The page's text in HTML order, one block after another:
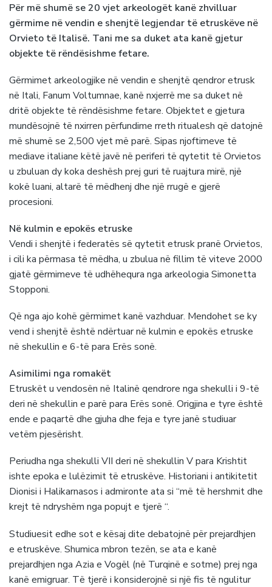
Për më shumë se 20 vjet arkeologët kanë zhvilluar
gërmime në vendin e shenjtë legjendar të etruskëve në
Orvieto të Italisë. Tani me sa duket ata kanë gjetur
objekte të rëndësishme fetare.
Gërmimet arkeologjike në vendin e shenjtë qendror etrusk
në Itali, Fanum Voltumnae, kanë nxjerrë me sa duket në
dritë objekte të rëndësishme fetare. Objektet e gjetura
mundësojnë të nxirren përfundime rreth ritualesh që datojnë
më shumë se 2,500 vjet më parë. Sipas njoftimeve të
mediave italiane këtë javë në periferi të qytetit të Orvietos
u zbuluan dy koka deshësh prej guri të ruajtura mirë, një
kokë luani, altarë të mëdhenj dhe një rrugë e gjerë
procesioni.
Në kulmin e epokës etruske
Vendi i shenjtë i federatës së qytetit etrusk pranë Orvietos,
i cili ka përmasa të mëdha, u zbulua në fillim të viteve 2000
gjatë gërmimeve të udhëhequra nga arkeologia Simonetta
Stopponi.
Që nga ajo kohë gërmimet kanë vazhduar. Mendohet se ky
vend i shenjtë është ndërtuar në kulmin e epokës etruske
në shekullin e 6-të para Erës sonë.
Asimilimi nga romakët
Etruskët u vendosën në Italinë qendrore nga shekulli i 9-të
deri në shekullin e parë para Erës sonë. Origjina e tyre është
ende e paqartë dhe gjuha dhe feja e tyre janë studiuar
vetëm pjesërisht.
Periudha nga shekulli VII deri nё shekullin V para Krishtit
ishte epoka e lulёzimit tё etruskёve. Historiani i antikitetit
Dionisi i Halikarnasos i admironte ata si “mё tё hershmit dhe
krejt tё ndryshёm nga popujt e tjerё “.
Studiuesit edhe sot e kёsaj dite debatojnё pёr prejardhjen
e etruskёve. Shumica mbron tezёn, se ata e kanё
prejardhjen nga Azia e Vogёl (nё Turqinё e sotme) prej nga
kanё emigruar. Tё tjerё i konsiderojnё si njё fis tё ngulitur